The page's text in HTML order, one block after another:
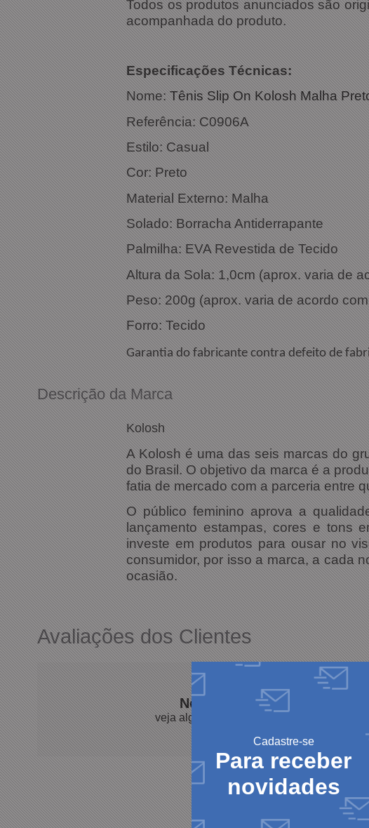
Cadastre-se
Para receber
novidades
Todos os produtos anunciados são
acompanhada do produto.
Especificações Técnicas:
Nome:Tênis Slip On Kolosh Malha
Referência: C0906A
Estilo: Casual
Cor: Preto
Material Externo: Malha
Solado: Borracha Antiderrapante
Palmilha: EVA Revestida de Tecido
Altura da Sola: 1,0cm (aprox. varia de
Peso: 200g (aprox. varia de acordo
Forro: Tecido
Garantia do fabricante contra defeito de
Descrição da Marca
Kolosh
A Kolosh é uma das seis marcas do
do Brasil. O objetivo da marca é a
fatia de mercado com a parceria entre
O público feminino aprova a
lançamento estampas, cores e tons
investe em produtos para ousar no
consumidor, por isso a marca, a cada
ocasião.
Avaliações dos Clientes
Nossos clientes falam por
veja algumas avaliações de produtos da
22/07/2026